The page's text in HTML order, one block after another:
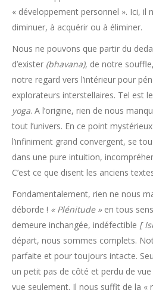
« développement personnel ». Ici, il
diminuer, à acquérir ou à éliminer.
Nous ne pouvons que partir du
d’exister (bhavana), de notre
notre regard vers l’intérieur pour
explorateurs interstellaires. Tel est
yoga. A l’origine, rien de nous
tout l’univers. En ce point
l’infiniment grand convergent, se
dans une pure intuition,
C’est ce que disent les anciens
Fondamentalement, rien ne nous
déborde ! « Plénitude » en tous
demeure inchangée, indéfectible [
départ, nous sommes complets.
parfaite et pour toujours intacte.
un petit pas de côté et perdu de
vue seulement. Il nous suffit de la «